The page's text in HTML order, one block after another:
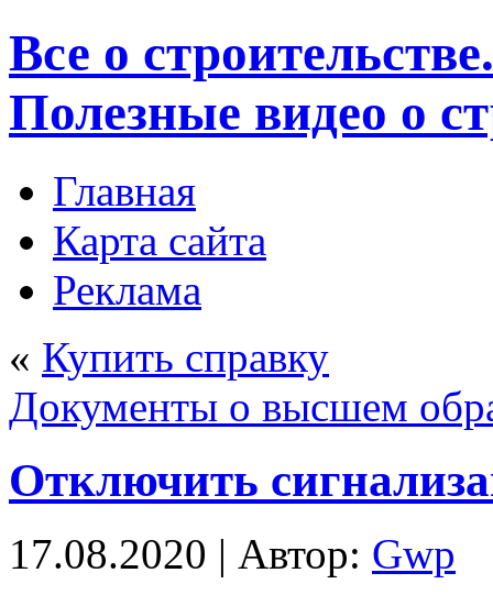
Все о
Полезные видео о
Главная
Карта сайта
Реклама
« Купить справку
Документы о высшем
Отключить
17.08.2020 | Автор: Gwp